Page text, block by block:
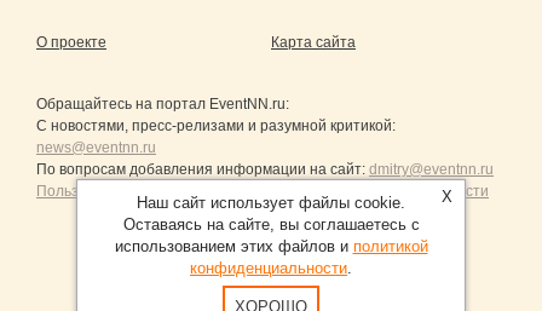
О проекте Карта сайта
Обращайтесь на портал EventNN.ru:
С новостями, пресс-релизами и разумной критикой:
news@eventnn.ru
По вопросам добавления информации на сайт: dmitry@eventnn.ru
Пользовательское Соглашение и политика конфиденциальности
Продвижение сайтов Санкт-Петербург
X
Наш сайт использует файлы cookie.
Оставаясь на сайте, вы соглашаетесь с
использованием этих файлов и политикой
конфиденциальности.
ХОРОШО